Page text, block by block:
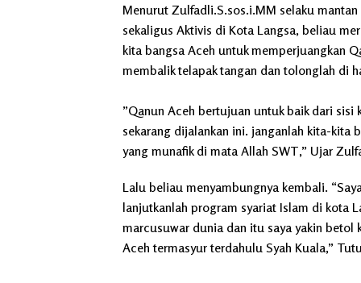
‌Menurut Zulfadli.S.sos.i.MM selaku
sekaligus Aktivis di Kota Langsa, beliau
kita bangsa Aceh untuk memperjuangkan
membalik telapak tangan dan tolonglah di
‌”Qanun Aceh bertujuan untuk baik dari
sekarang dijalankan ini. janganlah kita-kita
yang munafik di mata Allah SWT,” Ujar
Lalu beliau menyambungnya kembali.
lanjutkanlah program syariat Islam di kota
marcusuwar dunia dan itu saya yakin betol
Aceh termasyur terdahulu Syah Kuala,”